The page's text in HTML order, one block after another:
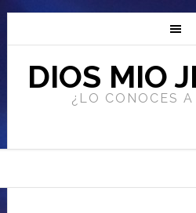
DIOS MIO
¿LO CONOCES A